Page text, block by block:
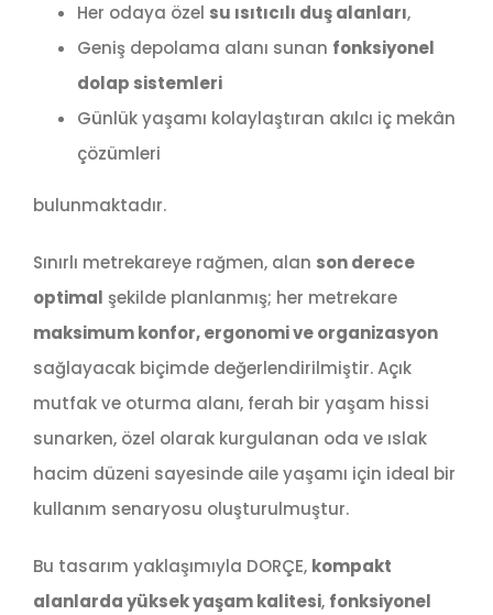
Her odaya özel su ısıtıcılı duş alanları,
Geniş depolama alanı sunan fonksiyonel
dolap sistemleri
Günlük yaşamı kolaylaştıran akılcı iç mekân
çözümleri
bulunmaktadır.
Sınırlı metrekareye rağmen, alan son derece
optimal şekilde planlanmış; her metrekare
maksimum konfor, ergonomi ve organizasyon
sağlayacak biçimde değerlendirilmiştir. Açık
mutfak ve oturma alanı, ferah bir yaşam hissi
sunarken, özel olarak kurgulanan oda ve ıslak
hacim düzeni sayesinde aile yaşamı için ideal bir
kullanım senaryosu oluşturulmuştur.
Bu tasarım yaklaşımıyla DORÇE, kompakt
alanlarda yüksek yaşam kalitesi, fonksiyonel